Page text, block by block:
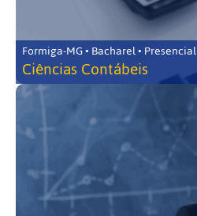
Formiga-MG • Bacharel • Presencial
Ciências Contábeis